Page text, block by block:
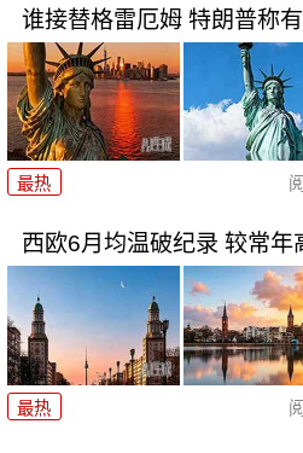
谁接替格雷厄姆 特朗普称有
最热
西欧6月均温破纪录 较常年
最热